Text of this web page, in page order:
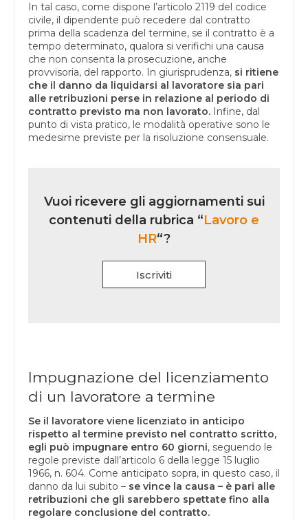
In tal caso, come dispone l’articolo 2119 del codice
civile, il dipendente può recedere dal contratto
prima della scadenza del termine, se il contratto è a
tempo determinato, qualora si verifichi una causa
che non consenta la prosecuzione, anche
provvisoria, del rapporto. In giurisprudenza, si ritiene
che il danno da liquidarsi al lavoratore sia pari
alle retribuzioni perse in relazione al periodo di
contratto previsto ma non lavorato. Infine, dal
punto di vista pratico, le modalità operative sono le
medesime previste per la risoluzione consensuale.
Vuoi ricevere gli aggiornamenti sui
contenuti della rubrica “Lavoro e
HR“?
Iscriviti
Impugnazione del licenziamento
di un lavoratore a termine
Se il lavoratore viene licenziato in anticipo
rispetto al termine previsto nel contratto scritto,
egli può impugnare entro 60 giorni, seguendo le
regole previste dall’articolo 6 della legge 15 luglio
1966, n. 604. Come anticipato sopra, in questo caso, il
danno da lui subito – se vince la causa – è pari alle
retribuzioni che gli sarebbero spettate fino alla
regolare conclusione del contratto.